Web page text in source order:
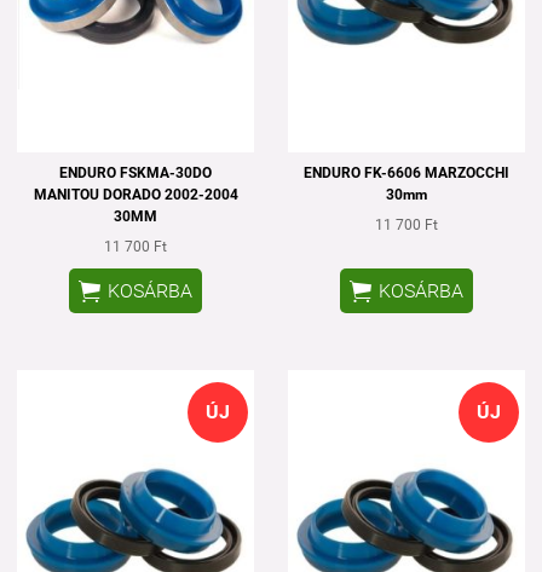
ENDURO FSKMA-30DO
MANITOU DORADO 2002-2004
30MM
11 700 Ft
 KOSÁRBA
ENDURO FK-6606 MARZOCCHI
30mm
11 700 Ft
 KOSÁRBA
ÚJ ÚJ